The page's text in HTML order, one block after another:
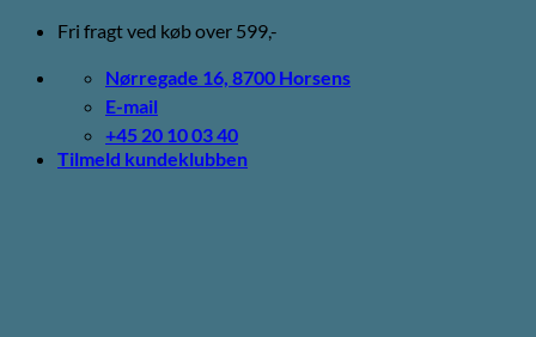
Fortsæt
indhold
Fri fragt ved køb over 599,-
Nørregade 16, 8700 Horsens
E-mail
+45 20 10 03 40
Tilmeld kundeklubben